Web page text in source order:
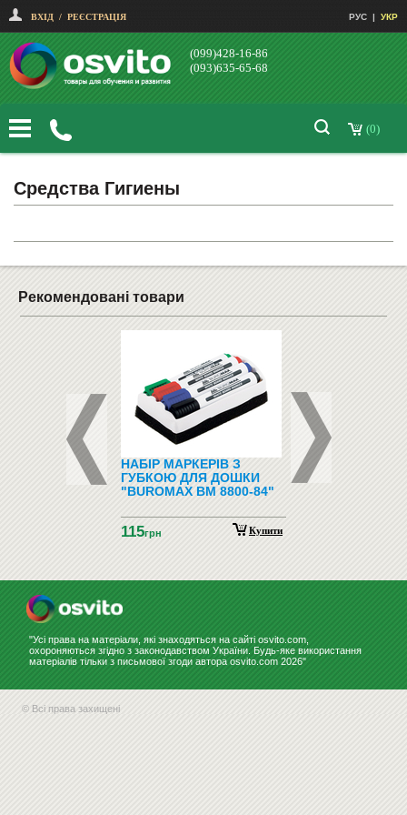
ВХІД / РЕЄСТРАЦІЯ РУС | УКР
(099)428-16-86
(093)635-65-68
(0)
Средства Гигиены
Рекомендовані товари
НАБІР МАРКЕРІВ З
ГУБКОЮ ДЛЯ ДОШКИ
"BUROMAX BM 8800-84"
115грн Купити
ПІДЛОГОВІ
"Усі права на матеріали, які знаходяться на сайті osvito.com,
охороняються згідно з законодавством України. Будь-яке використання
матеріалів тільки з письмової згоди автора osvito.com 2026"
© Всі права захищені